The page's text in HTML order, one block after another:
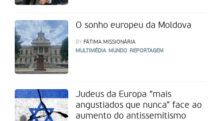
O sonho europeu da Moldova
BYFÁTIMA MISSIONÁRIA
MULTIMÉDIA MUNDO REPORTAGEM
Judeus da Europa “mais
angustiados que nunca” face ao
aumento do antissemitismo